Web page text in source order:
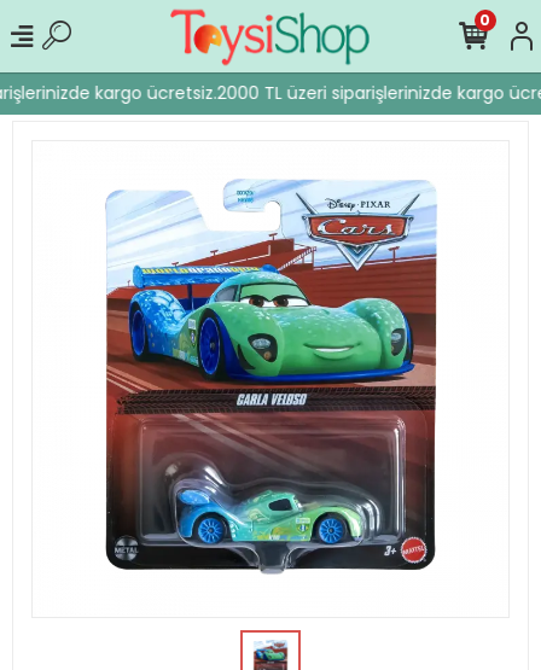
kargo ücretsiz.2000 TL üzeri siparişlerinizde kargo
0